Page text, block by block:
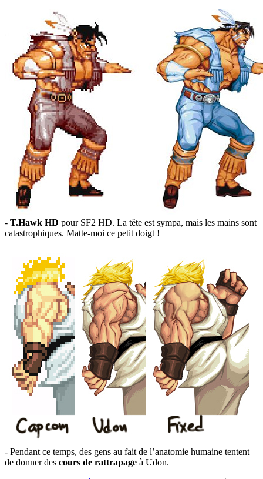
- T.Hawk HD pour SF2 HD. La tête est sympa, mais les mains sont
catastrophiques. Matte-moi ce petit doigt !
- Pendant ce temps, des gens au fait de l’anatomie humaine tentent
de donner des cours de rattrapage à Udon.